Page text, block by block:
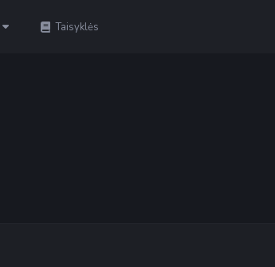
Taisyklės